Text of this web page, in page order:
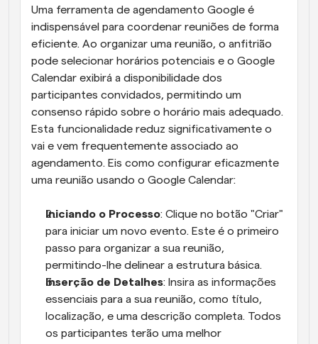
Uma ferramenta de agendamento Google é
indispensável para coordenar reuniões de forma
eficiente. Ao organizar uma reunião, o anfitrião
pode selecionar horários potenciais e o Google
Calendar exibirá a disponibilidade dos
participantes convidados, permitindo um
consenso rápido sobre o horário mais adequado.
Esta funcionalidade reduz significativamente o
vai e vem frequentemente associado ao
agendamento. Eis como configurar eficazmente
uma reunião usando o Google Calendar:
Iniciando o Processo: Clique no botão "Criar"
para iniciar um novo evento. Este é o primeiro
passo para organizar a sua reunião,
permitindo-lhe delinear a estrutura básica.
Inserção de Detalhes: Insira as informações
essenciais para a sua reunião, como título,
localização, e uma descrição completa. Todos
os participantes terão uma melhor